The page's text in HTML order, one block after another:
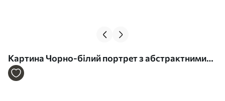
Картина Чорно-білий портрет з абстрактними
елементами Арт. s42481